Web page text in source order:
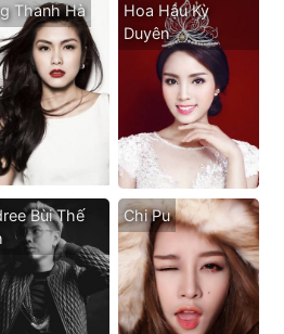
Thanh Hà
Hoa Hậu Kỳ
Duyên
Bùi Thế
Chi Pu